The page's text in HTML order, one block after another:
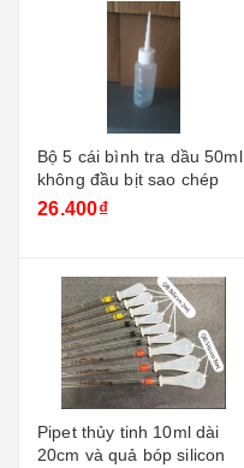
Bộ 5 cái bình tra dầu 50ml
không đầu bịt sao chép
26.400₫
Pipet thủy tinh 10ml dài
20cm và quả bóp silicon